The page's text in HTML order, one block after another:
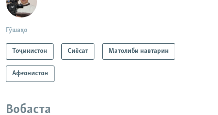
Гӯшаҳо
Тоҷикистон Сиёсат Матолиби навтарин
Афғонистон
Вобаста